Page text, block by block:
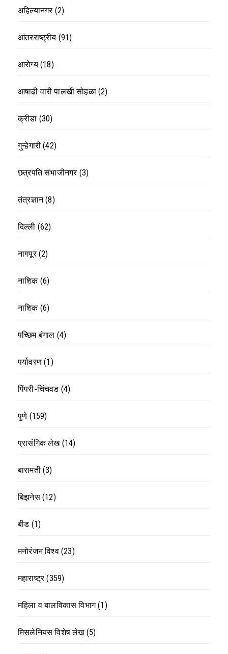
अहिल्यानगर(2)
आंतरराष्ट्रीय (91)
आरोग्य(18)
आषाढी वारी पालखी सोहळा(2)
क्रीडा (30)
गुन्हेगारी (42)
छत्रपति संभाजीनगर(3)
तंत्रज्ञान(8)
दिल्ली (62)
नागपूर(2)
नाशिक(6)
नाशिक(6)
पच्छिम बंगाल (4)
पर्यावरण (1)
पिंपरी-चिंचवड (4)
पुणे (159)
प्रासंगिक लेख(14)
बारामती(3)
बिझनेस(12)
बीड (1)
मनोरंजन विश्व(23)
महाराष्ट्र(359)
महिला व बालविकास विभाग(1)
मिसलेनियस विशेष लेख(5)